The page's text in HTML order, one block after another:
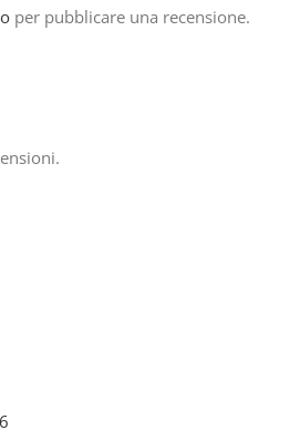
per pubblicare una recensione.